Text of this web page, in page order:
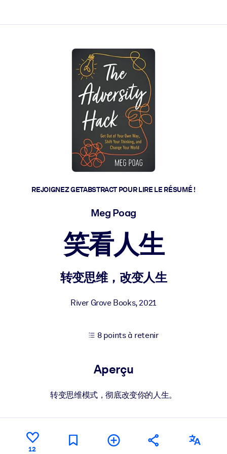
commerciales fiables et prêtes à l'emploi.
pour améliorer les résultats.
REJOIGNEZ GETABSTRACT POUR LIRE LE RÉSUMÉ !
Meg Poag
笑看人生
转变思维，改变人生
River Grove Books,2021
8 points à retenir
Aperçu
转变思维模式，彻底改变你的人生。
12